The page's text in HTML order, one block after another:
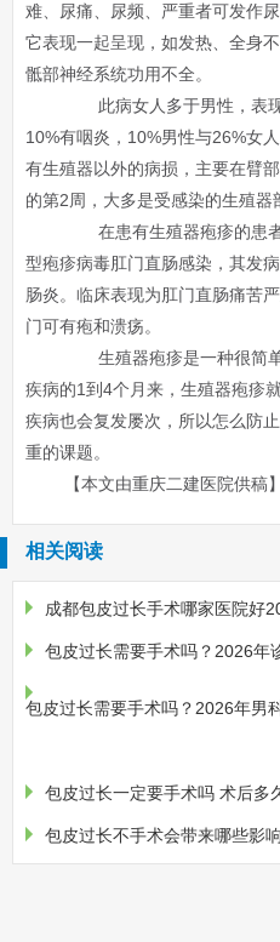
难、尿痛、尿频、严重者可发作
它表现一起呈现，如发热、全身
骶部神经系统功用不全。
此病女人多于男性，表现
10%有咽炎，10%男性与26%女
有生殖器以外的病损，主要在臂
的第2周，大多是受感染的生殖器
在患有生殖器疱疹的患者
型疱疹病毒肛门直肠感染，其发
肠炎。临床表现为肛门直肠痛苦
门可有疱和溃疡。
生殖器疱疹是一种很简单
疾病的1到4个月来，生殖器疱疹
疾病也会复发屡次，所以怎么防
重的课题。
【本文由重庆二建医院供稿】
相关阅读
成都包皮过长手术哪家医院好
包皮过长需要手术吗？2026年
包皮过长需要手术吗？2026年男
包皮过长一定要手术吗 术后多
包皮过长不手术会带来哪些影